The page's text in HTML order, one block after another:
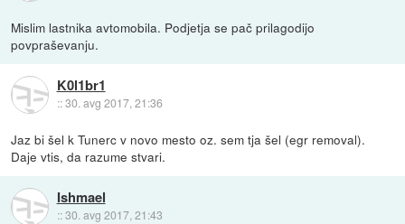
Mislim lastnika avtomobila. Podjetja se pač prilagodijo
povpraševanju.
K0l1br1
::30. avg 2017, 21:36
Jaz bi šel k Tunerc v novo mesto oz. sem tja šel (egr removal).
Daje vtis, da razume stvari.
Ishmael
::30. avg 2017, 21:43